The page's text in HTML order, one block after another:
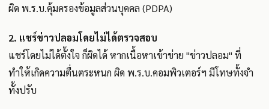
ผิด พ.ร.บ.คุ้มครองข้อมูลส่วนบุคคล (PDPA)
2. แชร์ข่าวปลอมโดยไม่ได้ตรวจสอบ
แชร์โดยไม่ได้ตั้งใจ ก็ผิดได้ หากเนื้อหาเข้าข่าย "ข่าวปลอม" ที่
ทำให้เกิดความตื่นตระหนก ผิด พ.ร.บ.คอมพิวเตอร์ฯ มีโทษทั้งจำ
ทั้งปรับ